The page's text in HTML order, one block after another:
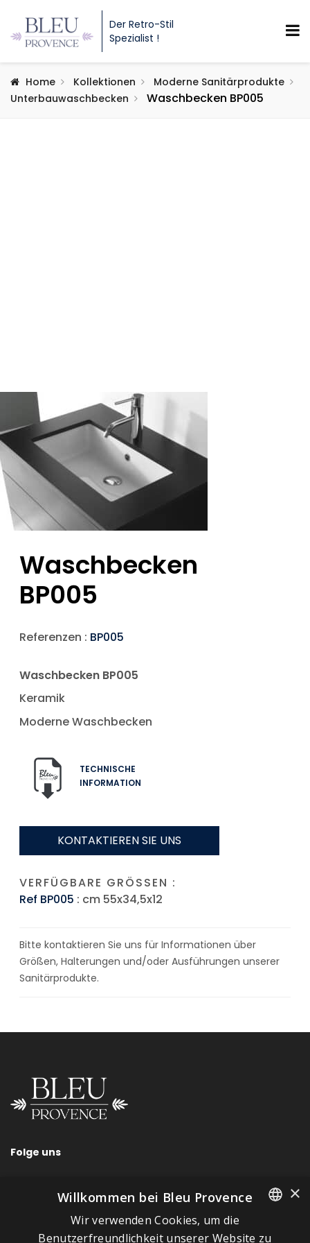
Der Retro-Stil
Spezialist !
Home Kollektionen
Moderne Sanitärprodukte
Unterbauwaschbecken
Waschbecken BP005
Waschbecken
BP005
Referenzen : BP005
Waschbecken BP005
Keramik
Moderne Waschbecken
TECHNISCHE
INFORMATION
KONTAKTIEREN SIE UNS
VERFÜGBARE GRÖSSEN :
Ref BP005 : cm 55x34,5x12
Bitte kontaktieren Sie uns für Informationen über
Größen, Halterungen und/oder Ausführungen unserer
Sanitärprodukte.
Folge uns
SCHNELLLINKS
FRENCH
×
Willkommen bei Bleu Provence
Wir verwenden Cookies, um die
Benutzerfreundlichkeit unserer Website zu